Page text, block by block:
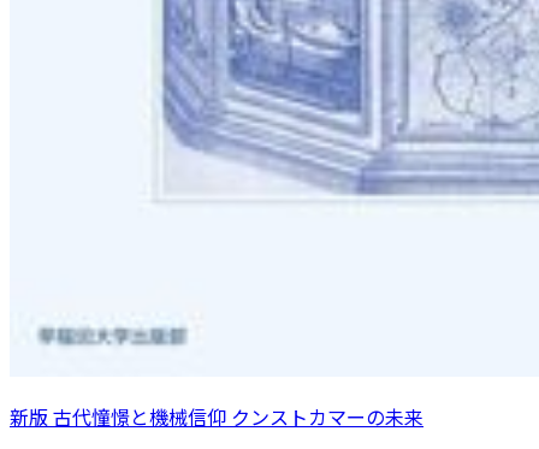
新版 古代憧憬と機械信仰 クンストカマーの未来